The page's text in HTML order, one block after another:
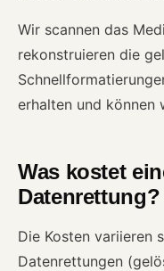
Wir scannen das
rekonstruieren die
erhalten und können
Was kostet
Datenrettung?
Die Kosten variieren
Datenrettungen